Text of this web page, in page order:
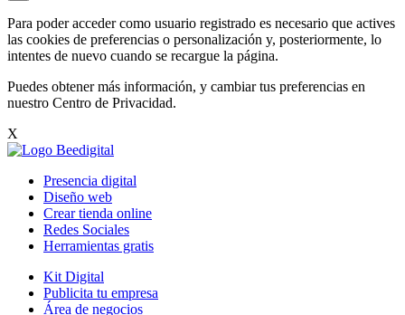
Para poder acceder como usuario registrado es necesario que actives
las cookies de preferencias o personalización y, posteriormente, lo
intentes de nuevo cuando se recargue la página.
Puedes obtener más información, y cambiar tus preferencias en
nuestro Centro de Privacidad.
X
Presencia digital
Diseño web
Crear tienda online
Redes Sociales
Herramientas gratis
Kit Digital
Publicita tu empresa
Área de negocios